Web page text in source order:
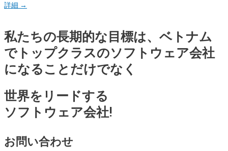
詳細 →
私たちの長期的な目標は、ベトナム
でトップクラスのソフトウェア会社
になることだけでなく
世界をリードする
ソフトウェア会社!
お問い合わせ